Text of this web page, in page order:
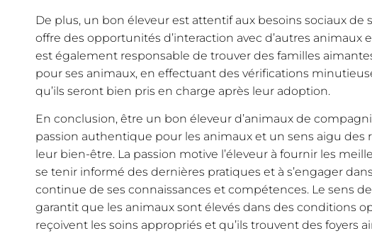
De plus, un bon éleveur est attentif aux besoins sociaux de
offre des opportunités d’interaction avec d’autres animaux
est également responsable de trouver des familles
pour ses animaux, en effectuant des vérifications
qu’ils seront bien pris en charge après leur adoption.
En conclusion, être un bon éleveur d’animaux de
passion authentique pour les animaux et un sens aigu des
leur bien-être. La passion motive l’éleveur à fournir les
se tenir informé des dernières pratiques et à s’engager
continue de ses connaissances et compétences. Le sens
garantit que les animaux sont élevés dans des conditions
reçoivent les soins appropriés et qu’ils trouvent des foyers